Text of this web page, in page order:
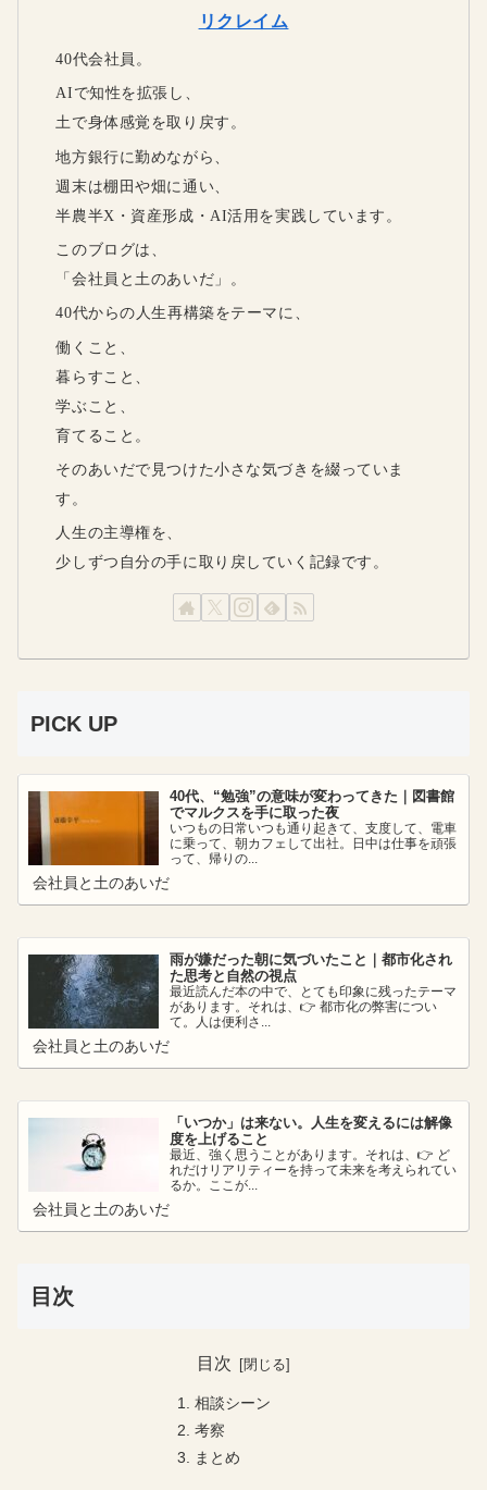
リクレイム
40代会社員。
AIで知性を拡張し、
土で身体感覚を取り戻す。
地方銀行に勤めながら、
週末は棚田や畑に通い、
半農半X・資産形成・AI活用を実践しています。
このブログは、
「会社員と土のあいだ」。
40代からの人生再構築をテーマに、
働くこと、
暮らすこと、
学ぶこと、
育てること。
そのあいだで見つけた小さな気づきを綴っていま
す。
人生の主導権を、
少しずつ自分の手に取り戻していく記録です。
PICK UP
40代、“勉強”の意味が変わってきた｜図書館
でマルクスを手に取った夜
いつもの日常いつも通り起きて、支度して、電車
に乗って、朝カフェして出社。日中は仕事を頑張
って、帰りの...
会社員と土のあいだ
雨が嫌だった朝に気づいたこと｜都市化され
た思考と自然の視点
最近読んだ本の中で、とても印象に残ったテーマ
があります。それは、👉 都市化の弊害につい
て。人は便利さ...
会社員と土のあいだ
「いつか」は来ない。人生を変えるには解像
度を上げること
最近、強く思うことがあります。それは、👉 ど
れだけリアリティーを持って未来を考えられてい
るか。ここが...
会社員と土のあいだ
目次
目次
相談シーン
考察
まとめ